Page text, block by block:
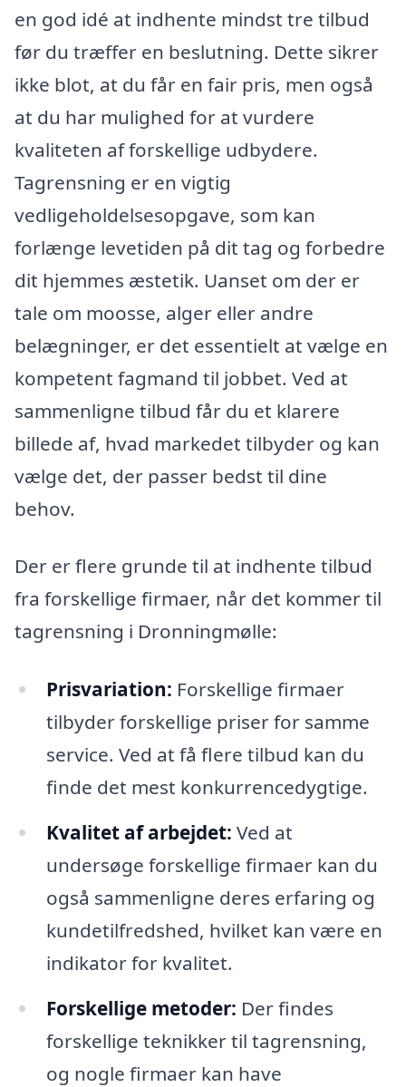
en god idé at indhente mindst tre tilbud
før du træffer en beslutning. Dette sikrer
ikke blot, at du får en fair pris, men også
at du har mulighed for at vurdere
kvaliteten af forskellige udbydere.
Tagrensning er en vigtig
vedligeholdelsesopgave, som kan
forlænge levetiden på dit tag og forbedre
dit hjemmes æstetik. Uanset om der er
tale om moosse, alger eller andre
belægninger, er det essentielt at vælge en
kompetent fagmand til jobbet. Ved at
sammenligne tilbud får du et klarere
billede af, hvad markedet tilbyder og kan
vælge det, der passer bedst til dine
behov.
Der er flere grunde til at indhente tilbud
fra forskellige firmaer, når det kommer til
tagrensning i Dronningmølle:
Prisvariation: Forskellige firmaer
tilbyder forskellige priser for samme
service. Ved at få flere tilbud kan du
finde det mest konkurrencedygtige.
Kvalitet af arbejdet: Ved at
undersøge forskellige firmaer kan du
også sammenligne deres erfaring og
kundetilfredshed, hvilket kan være en
indikator for kvalitet.
Forskellige metoder: Der findes
forskellige teknikker til tagrensning,
og nogle firmaer kan have